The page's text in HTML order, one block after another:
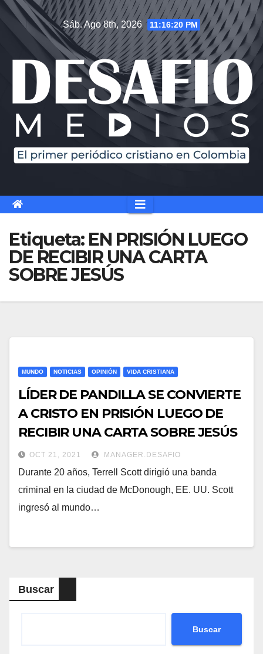
Saltar
contenido
Sáb. Ago 8th, 2026 11:16:20 PM
Etiqueta: EN PRISIÓN LUEGO
DE RECIBIR UNA CARTA
SOBRE JESÚS
MUNDO NOTICIAS OPINIÓN VIDA CRISTIANA
LÍDER DE PANDILLA SE CONVIERTE
A CRISTO EN PRISIÓN LUEGO DE
RECIBIR UNA CARTA SOBRE JESÚS
OCT 21, 2021 MANAGER.DESAFIO
Durante 20 años, Terrell Scott dirigió una banda
criminal en la ciudad de McDonough, EE. UU. Scott
ingresó al mundo…
Buscar
Buscar